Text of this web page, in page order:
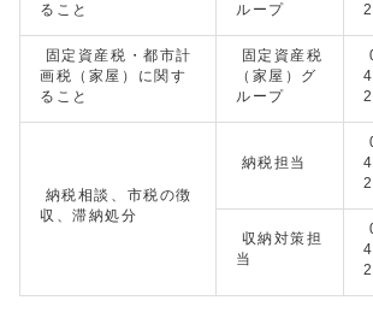
ること
ループ
固定資産税・都市計
画税（家屋）に関す
ること
固定資産税
（家屋）グ
ループ
納税相談、市税の徴
収、滞納処分
納税担当
収納対策担
当